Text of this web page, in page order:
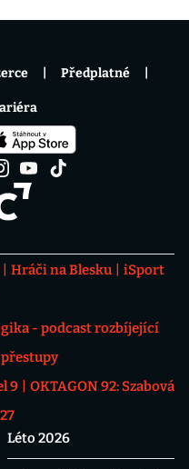
Hráči na Blesku
iSport
- podcast rozbíjející
9
OKTAGON 92: Szabová
Léto 2026
Předplatné